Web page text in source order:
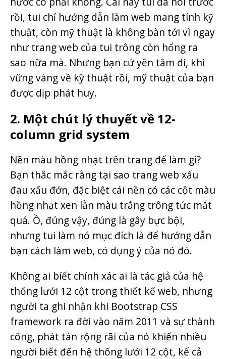
rồi, tui chỉ hướng dẫn làm web mang tính kỹ
thuật, còn mỹ thuật là không bàn tới vì ngay
như trang web của tui trông còn hổng ra
sao nữa mà. Nhưng bạn cứ yên tâm đi, khi
vững vàng về kỹ thuật rồi, mỹ thuật của bạn
được dịp phát huy.
2. Một chút lý thuyết về 12-
column grid system
Nền màu hồng nhạt trên trang để làm gì?
Bạn thắc mắc rằng tại sao trang web xấu
đau xấu đớn, đặc biệt cái nền có các cột màu
hồng nhạt xen lẫn màu trắng trông tức mắt
quá. Ồ, đúng vậy, đúng là gây bực bội,
nhưng tui làm nó mục đích là để hướng dẫn
bạn cách làm web, có dụng ý của nó đó.
Không ai bíết chính xác ai là tác giả của hệ
thống lưới 12 cột trong thiết kế web, nhưng
người ta ghi nhận khi Bootstrap CSS
framework ra đời vào năm 2011 và sự thành
công, phát tán rộng rãi của nó khiến nhiều
người biết đến hệ thống lưới 12 cột, kể cả